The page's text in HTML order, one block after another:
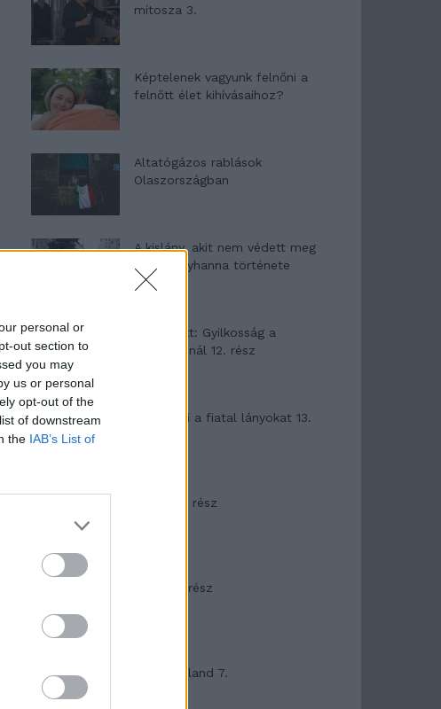
personal or
out section to
you may
us or personal
opt-out of the
of downstream
the IAB’s List of
mítosza 3.
Képtelenek vagyunk felnőni a
felnőtt élet kihívásaihoz?
Altatógázos rablások
Olaszországban
A kislány, akit nem védett meg
senki – Lyhanna története
T. Barnett: Gyilkosság a
Garda-tónál 12. rész
T. szereti a fiatal lányokat 13.
Minka 10. rész
Minka 9. rész
Máltai kaland 7.